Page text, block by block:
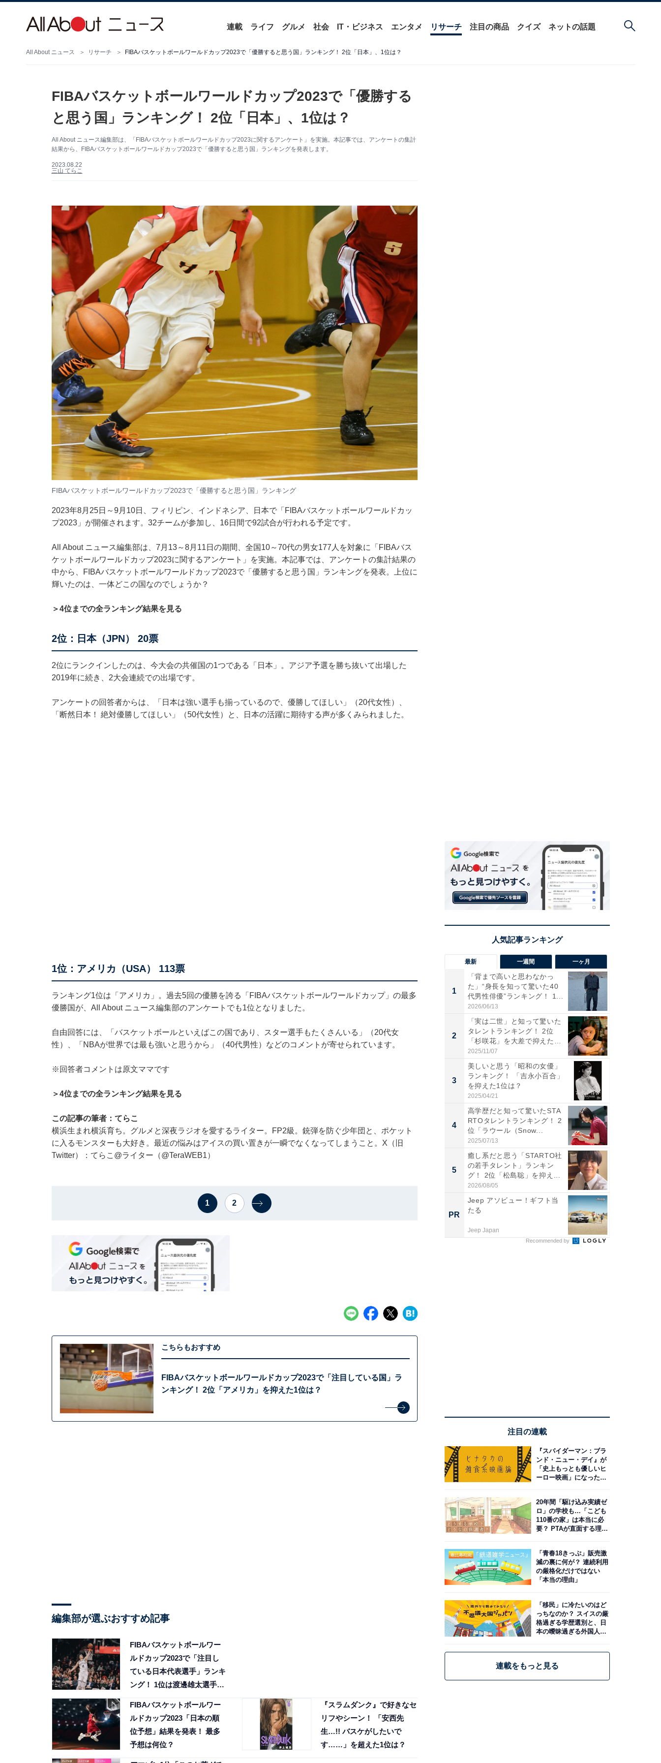
連載 ライフ グルメ 社会 IT・ビジネス エンタメ リサーチ 注目の商品 クイズ ネットの話題
All About ニュース リサーチ FIBAバスケットボールワールドカップ2023で「優勝すると思う国」ランキング！ 2位「日本」、1位は？
FIBAバスケットボールワールドカップ2023で「優勝する
と思う国」ランキング！ 2位「日本」、1位は？
All About ニュース編集部は、「FIBAバスケットボールワールドカップ2023に関するアンケート」を実施。本記事では、アンケートの集計
結果から、FIBAバスケットボールワールドカップ2023で「優勝すると思う国」ランキングを発表します。
2023.08.22
三山 てらこ
FIBAバスケットボールワールドカップ2023で「優勝すると思う国」ランキング
2023年8月25日～9月10日、フィリピン、インドネシア、日本で「FIBAバスケットボールワールドカッ
プ2023」が開催されます。32チームが参加し、16日間で92試合が行われる予定です。
All About ニュース編集部は、7月13～8月11日の期間、全国10～70代の男女177人を対象に「FIBAバス
ケットボールワールドカップ2023に関するアンケート」を実施。本記事では、アンケートの集計結果の
中から、FIBAバスケットボールワールドカップ2023で「優勝すると思う国」ランキングを発表。上位に
輝いたのは、一体どこの国なのでしょうか？
＞4位までの全ランキング結果を見る
2位：日本（JPN） 20票
2位にランクインしたのは、今大会の共催国の1つである「日本」。アジア予選を勝ち抜いて出場した
2019年に続き、2大会連続での出場です。
アンケートの回答者からは、「日本は強い選手も揃っているので、優勝してほしい」（20代女性）、
「断然日本！ 絶対優勝してほしい」（50代女性）と、日本の活躍に期待する声が多くみられました。
1位：アメリカ（USA） 113票
ランキング1位は「アメリカ」。過去5回の優勝を誇る「FIBAバスケットボールワールドカップ」の最多
優勝国が、All About ニュース編集部のアンケートでも1位となりました。
自由回答には、「バスケットボールといえばこの国であり、スター選手もたくさんいる」（20代女
性）、「NBAが世界では最も強いと思うから」（40代男性）などのコメントが寄せられています。
※回答者コメントは原文ママです
＞4位までの全ランキング結果を見る
この記事の筆者：てらこ
横浜生まれ横浜育ち。グルメと深夜ラジオを愛するライター。FP2級。銃弾を防ぐ少年団と、ポケット
に入るモンスターも大好き。最近の悩みはアイスの買い置きが一瞬でなくなってしまうこと。X（旧
Twitter）：てらこ@ライター（@TeraWEB1）
1 2
こちらもおすすめ
FIBAバスケットボールワールドカップ2023で「注目している国」ラ
ンキング！ 2位「アメリカ」を抑えた1位は？
編集部が選ぶおすすめ記事
FIBAバスケットボールワー
ルドカップ2023で「注目し
ている日本代表選手」ランキ
ング！ 1位は渡邊雄太選手、
FIBAバスケットボールワー
ルドカップ2023「日本の順
位予想」結果を発表！ 最多
予想は何位？
『スラムダンク』で好きなセ
リフやシーン！ 「安西先
生…!! バスケがしたいで
す……」を超えた1位は？
最新 一週間 一ヶ月
1
「背まで高いと思わなかっ
た」“身長を知って驚いた40
代男性俳優”ランキング！ 1...
2026/06/13
2
「実は二世」と知って驚いた
タレントランキング！ 2位
「杉咲花」を大差で抑えた1
位...
2025/11/07
3
美しいと思う「昭和の女優」
ランキング！ 「吉永小百合」
を抑えた1位は？
2025/04/21
4
高学歴だと知って驚いたSTA
RTOタレントランキング！ 2
位「ラウール（Snow...
2025/07/13
5
癒し系だと思う「STARTO社
の若手タレント」ランキン
グ！ 2位「松島聡」を抑え...
2026/08/05
PR
Jeep アソビュー！ギフト当
たる
Jeep Japan
Recommended by
注目の連載
『スパイダーマン：ブラ
ンド・ニュー・デイ』が
「史上もっとも優しいヒ
ーロー映画」になった理
20年間「駆け込み実績ゼ
ロ」の学校も…「こども
110番の家」は本当に必
要？ PTAが直面する理想
「青春18きっぷ」販売激
減の裏に何が？ 連続利用
の厳格化だけではない
「本当の理由」
「移民」に冷たいのはど
っちなのか？ スイスの厳
格過ぎる学歴選別と、日
本の曖昧過ぎる外国人政
連載をもっと見る